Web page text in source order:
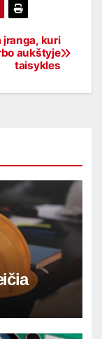
įranga, kuri
aukštyje
taisykles